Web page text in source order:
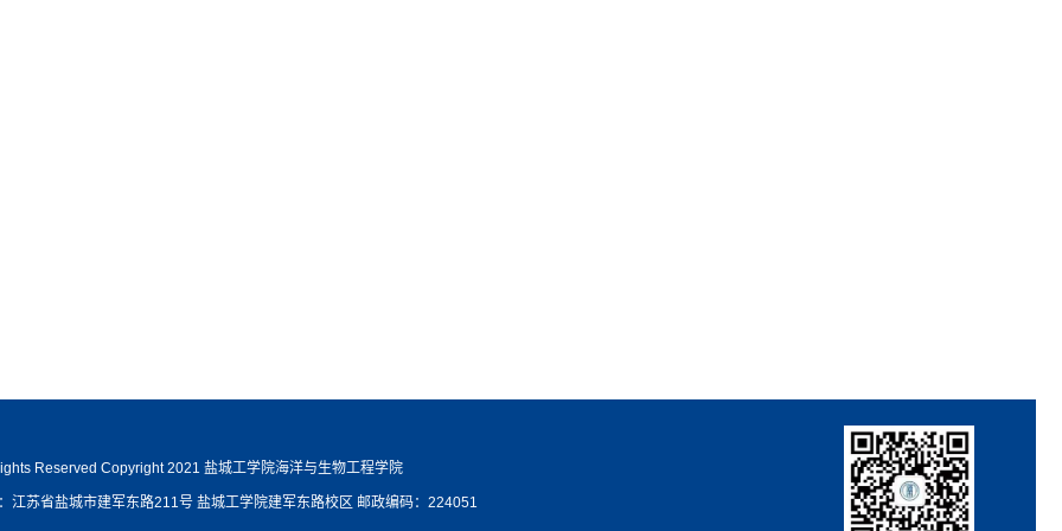
Reserved Copyright 2021 盐城工学院海洋与生物工程学院
江苏省盐城市建军东路211号 盐城工学院建军东路校区 邮政编码：224051